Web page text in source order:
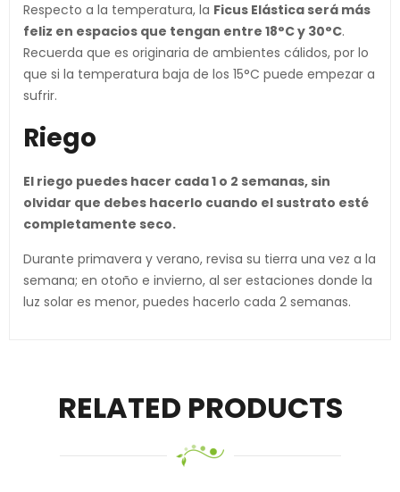
Respecto a la temperatura, la Ficus Elástica será más
feliz en espacios que tengan entre 18°C y 30°C.
Recuerda que es originaria de ambientes cálidos, por lo
que si la temperatura baja de los 15°C puede empezar a
sufrir.
Riego
El riego puedes hacer cada 1 o 2 semanas, sin
olvidar que debes hacerlo cuando el sustrato esté
completamente seco.
Durante primavera y verano, revisa su tierra una vez a la
semana; en otoño e invierno, al ser estaciones donde la
luz solar es menor, puedes hacerlo cada 2 semanas.
RELATED PRODUCTS